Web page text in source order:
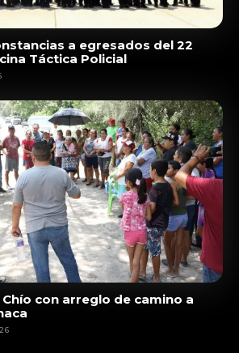
a egresados del 22
Táctica Policial
con arreglo de camino a